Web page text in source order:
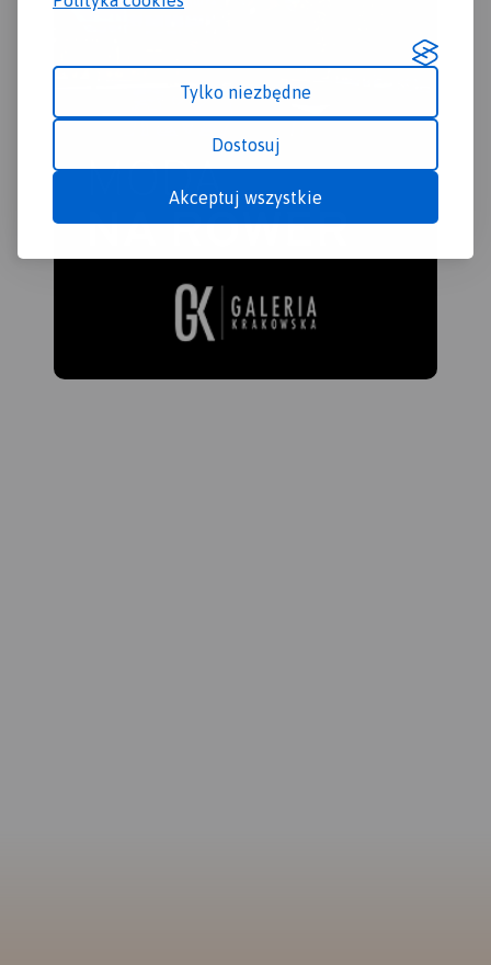
Tylko niezbędne
Dostosuj
Akceptuj wszystkie